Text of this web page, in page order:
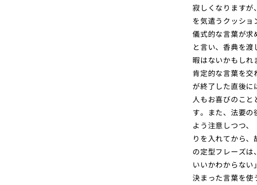
寂しくなりますが
を気遣うクッショ
儀式的な言葉が求
と言い、香典を
暇はないかもしれ
肯定的な言葉を
が終了した直後
人もお喜びのこ
す。また、法要の
よう注意しつつ
りを入れてから
の定型フレーズ
いいかわからない
決まった言葉を使